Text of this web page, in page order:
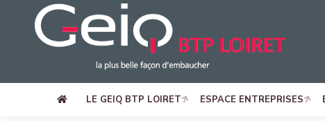
LE GEIQ BTP LOIRET ESPACE ENTREPRISES